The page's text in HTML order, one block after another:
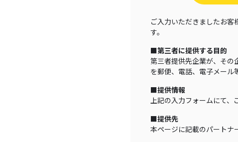
ご入力いただきましたお客
す。
■第三者に提供する目的
第三者提供先企業が、その
を郵便、電話、電子メール
■提供情報
上記の入力フォームにて、
■提供先
本ページに記載のパートナ